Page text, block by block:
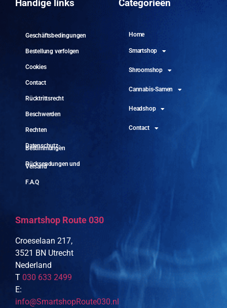
Handige links
Geschäftsbedingungen
Bestellung verfolgen
Cookies
Contact
Rücktrittsrecht
Beschwerden
Rechten
Datenschutz-
Bestimmungen
Rücksendungen und
Versand
F.A.Q
Categorieën
Home
Smartshop
Shroomshop
Cannabis-Samen
Headshop
Contact
Smartshop Route 030
Croeselaan 217,
3521 BN Utrecht
Nederland
T 030 633 2499
E:
info@SmartshopRoute030.nl